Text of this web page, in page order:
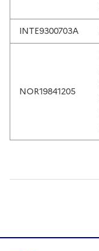
INTE9300703A
NOR19841205